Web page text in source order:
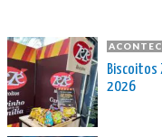
Biscoitos
2026